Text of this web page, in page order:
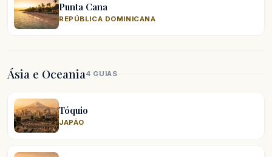
Punta Cana
REPÚBLICA DOMINICANA
Ásia e Oceania4 GUIAS
Tóquio
JAPÃO